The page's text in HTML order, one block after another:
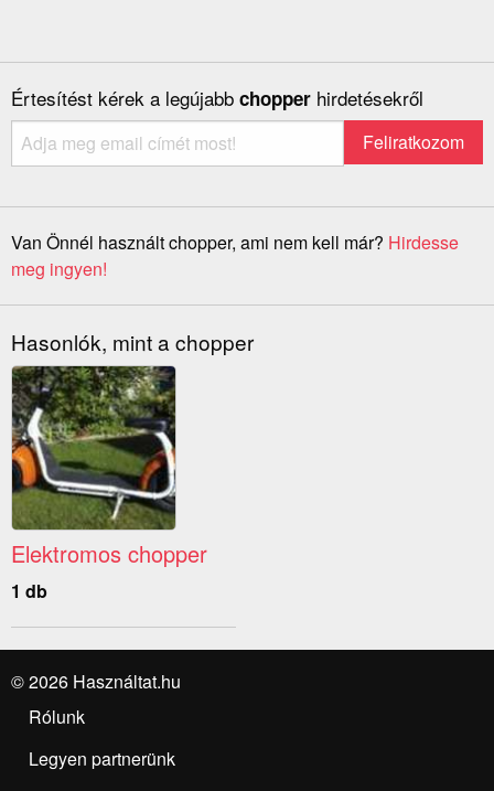
Értesítést kérek a legújabb chopper hirdetésekről
Van Önnél használt chopper, ami nem kell már? Hirdesse
meg ingyen!
Hasonlók, mint a chopper
Elektromos chopper
1 db
© 2026 Használtat.hu
Rólunk
Legyen partnerünk